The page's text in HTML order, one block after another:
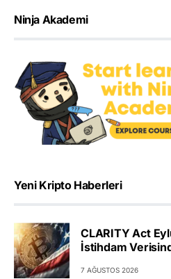
Ninja Akademi
Yeni Kripto Haberleri
CLARITY Act
İstihdam
7 AĞUSTOS 2026